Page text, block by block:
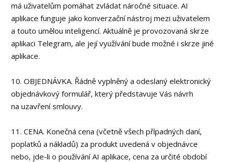
má uživatelům pomáhat zvládat náročné situace. AI
aplikace funguje jako konverzační nástroj mezi uživatelem
a touto umělou inteligencí. Aktuálně je provozovaná skrze
aplikaci Telegram, ale její využívání bude možné i skrze jiné
aplikace.
10. OBJEDNÁVKA. Řádně vyplněný a odeslaný elektronický
objednávkový formulář, který představuje Vás návrh
na uzavření smlouvy.
11. CENA. Konečná cena (včetně všech případných daní,
poplatků a nákladů) za produkt uvedená v objednávce
nebo, jde-li o používání AI aplikace, cena za určité období